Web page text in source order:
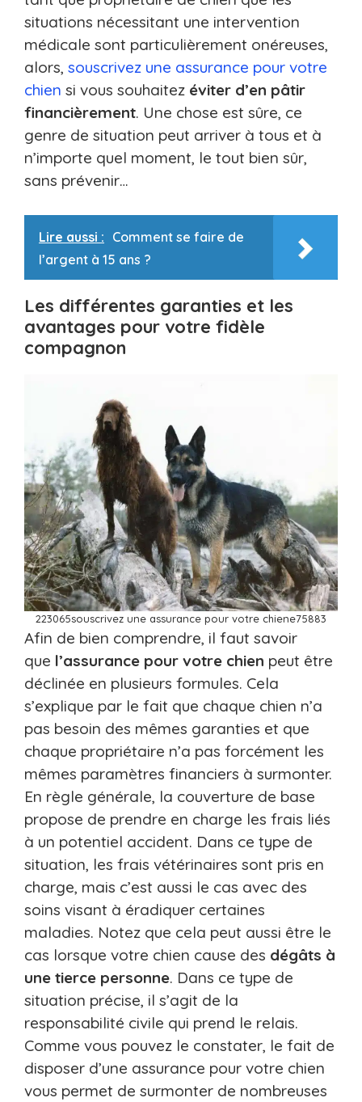
situations nécessitant une intervention
médicale sont particulièrement onéreuses,
alors, souscrivez une assurance pour votre
chien si vous souhaitez éviter d’en pâtir
financièrement. Une chose est sûre, ce
genre de situation peut arriver à tous et à
n’importe quel moment, le tout bien sûr,
sans prévenir…
Lire aussi : Comment se faire de
l’argent à 15 ans ?
Les différentes garanties et les
avantages pour votre fidèle
compagnon
223065souscrivez une assurance pour votre chiene75883
Afin de bien comprendre, il faut savoir
que l’assurance pour votre chien peut être
déclinée en plusieurs formules. Cela
s’explique par le fait que chaque chien n’a
pas besoin des mêmes garanties et que
chaque propriétaire n’a pas forcément les
mêmes paramètres financiers à surmonter.
En règle générale, la couverture de base
propose de prendre en charge les frais liés
à un potentiel accident. Dans ce type de
situation, les frais vétérinaires sont pris en
charge, mais c’est aussi le cas avec des
soins visant à éradiquer certaines
maladies. Notez que cela peut aussi être le
cas lorsque votre chien cause des dégâts à
une tierce personne. Dans ce type de
situation précise, il s’agit de la
responsabilité civile qui prend le relais.
Comme vous pouvez le constater, le fait de
disposer d’une assurance pour votre chien
vous permet de surmonter de nombreuses